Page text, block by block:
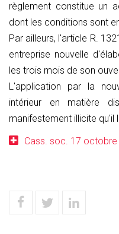
règlement constitue un
dont les conditions sont
Par ailleurs, l'article R.
entreprise nouvelle
les trois mois de son
L'application par la
intérieur en matière
manifestement illicite qu'il
Cass. soc. 17 octobre